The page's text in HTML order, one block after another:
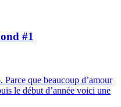
#1
que beaucoup d’amour
le début d’année voici une